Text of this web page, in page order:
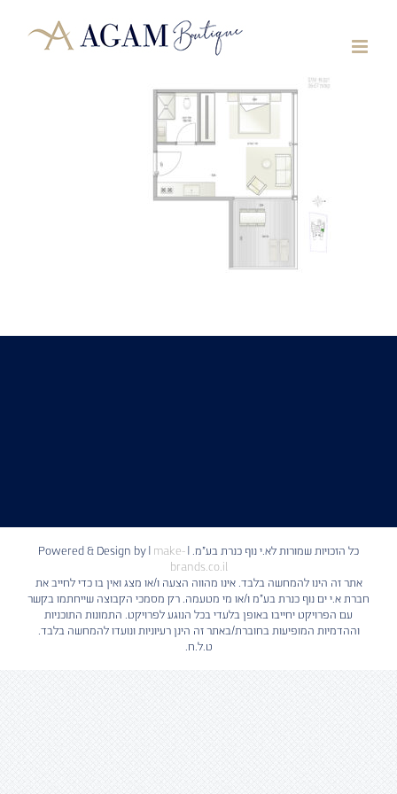
כל הזכויות שמורות לא.י נוף כנרת בע"מ. | Powered & Design by | make-
brands.co.il
אתר זה הינו להמחשה בלבד. אינו מהווה הצעה ו/או מצג ואין בו כדי לחייב את
חברת א.י ים נוף כנרת בע"מ ו/או מי מטעמה. רק מסמכי הקבוצה שייחתמו בקשר
עם הפרויקט יחייבו באופן בלעדי בכל הנוגע לפרויקט. התמונות התוכניות
וההדמיות המופיעות בחוברת/באתר זה הינן רעיוניות ונועדו להמחשה בלבד.
ט.ל.ח.